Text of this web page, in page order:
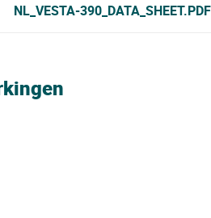
NL_VESTA-390_DATA_SHEET.PDF